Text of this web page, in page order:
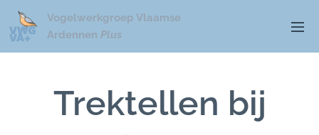
Vogelwerkgroep Vlaamse
Ardennen Plus
Trektellen bij